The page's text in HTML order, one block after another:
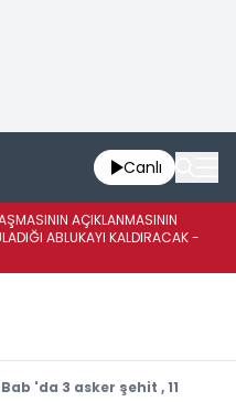
Canlı
AÇIKLANMASININ
ABLUKAYI KALDIRACAK -
Bab 'da 3 asker şehit , 11